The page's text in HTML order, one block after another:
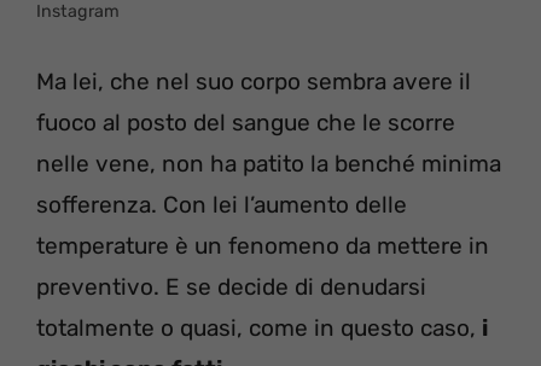
Instagram
Ma lei, che nel suo corpo sembra avere il
fuoco al posto del sangue che le scorre
nelle vene, non ha patito la benché minima
sofferenza. Con lei l’aumento delle
temperature è un fenomeno da mettere in
preventivo. E se decide di denudarsi
totalmente o quasi, come in questo caso, i